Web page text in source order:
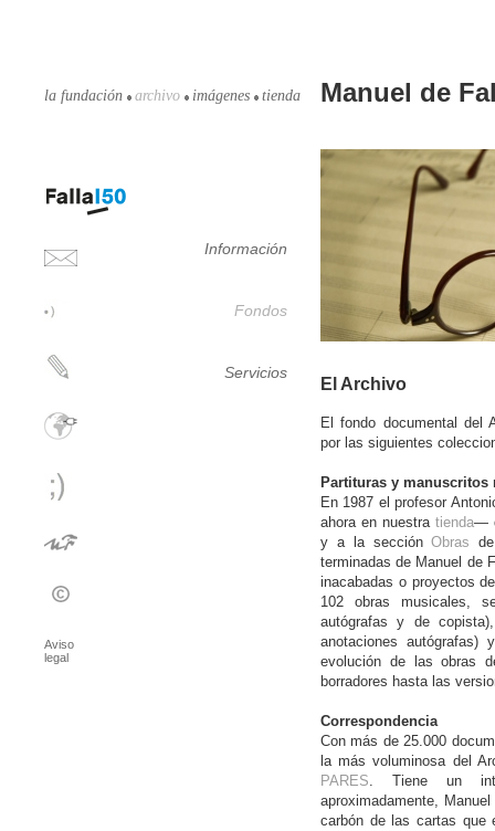
la fundación archivo imágenes tienda Manuel de
Aviso
legal
Información
Fondos
Servicios
El Archivo
El fondo documental del
por las siguientes
Partituras y manuscritos
En 1987 el profesor
ahora en nuestra tienda—
y a la secciónObras
terminadas de Manuel de
inacabadas o proyectos
102 obras musicales,
autógrafas y de
anotaciones
evolución de las obras
borradores hasta las
Correspondencia
Con más de 25.000
la más voluminosa del
PARES. Tiene un
aproximadamente,
carbón de las cartas que